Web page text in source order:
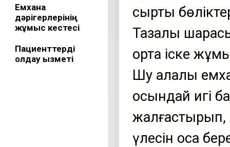
Емхана
дәрігерлерінің
жұмыс кестесі
Пациенттерді
қолдау қызметі
сыртқы
Тазалық
ортақ іске
Шу қалалық
осындай игі
жалғастырып,
үлесін қоса